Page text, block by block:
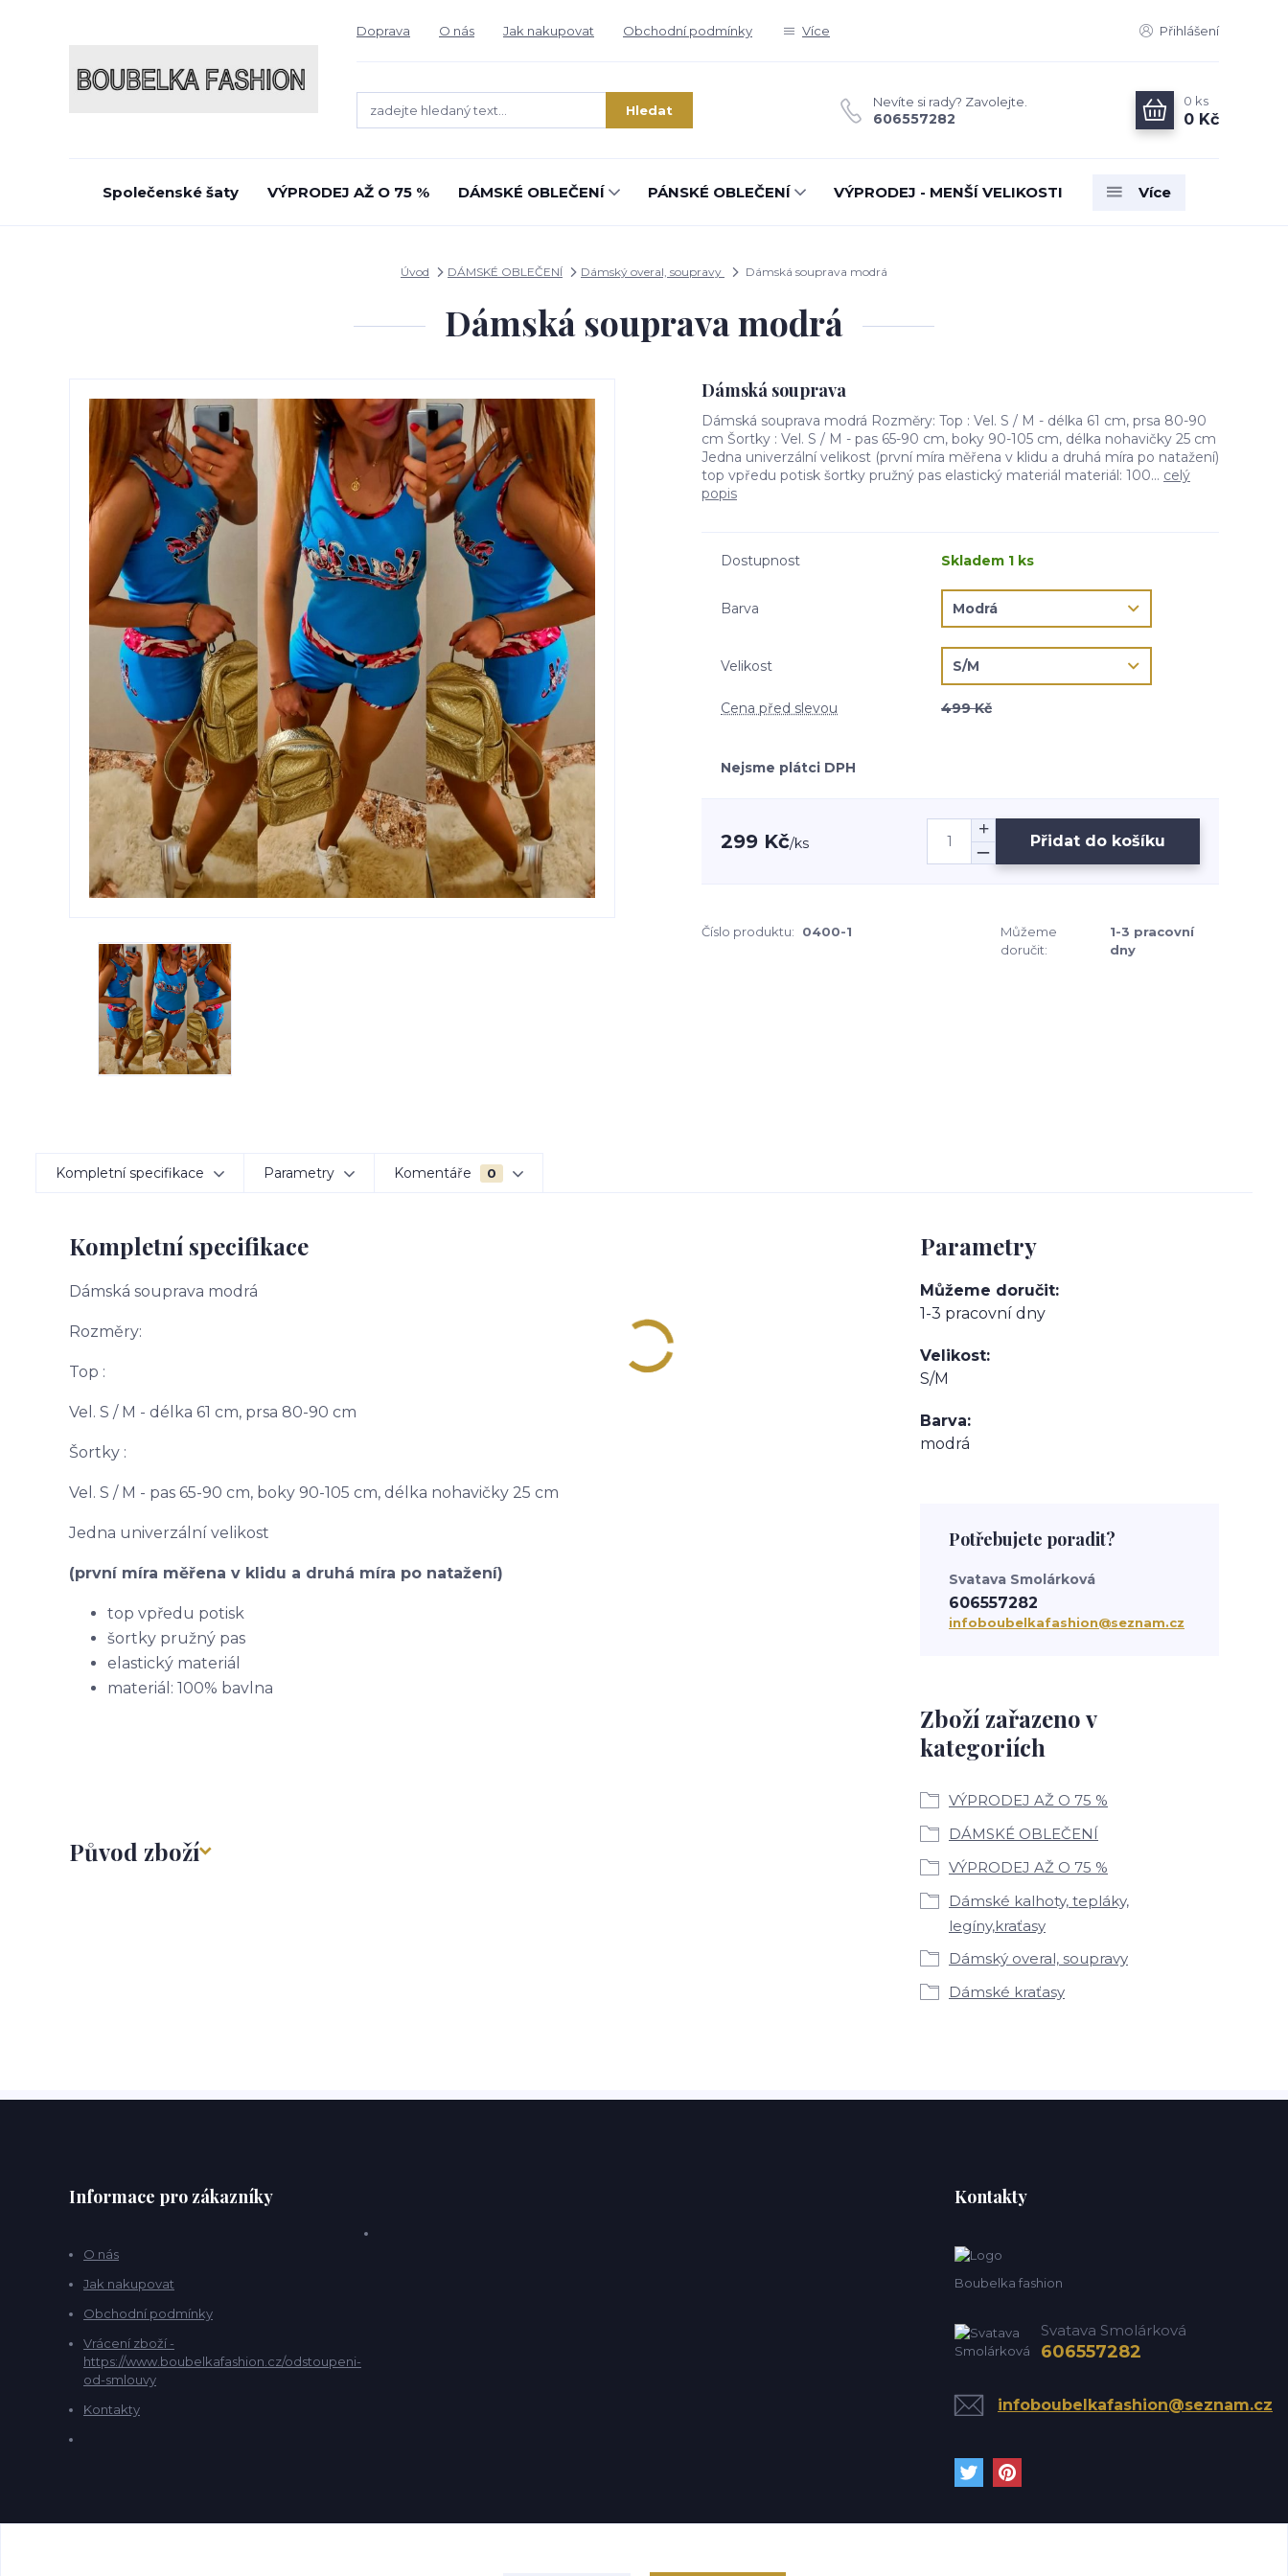
Doprava O nás Jak nakupovat Obchodní podmínky Více Přihlášení
Hledat
Nevíte si rady? Zavolejte.
606557282
0 ks
0 Kč
Společenské šaty VÝPRODEJ AŽ O 75 % DÁMSKÉ OBLEČENÍ PÁNSKÉ OBLEČENÍ VÝPRODEJ - MENŠÍ VELIKOSTI Více
Úvod DÁMSKÉ OBLEČENÍ Dámský overal, soupravy Dámská souprava modrá
Dámská souprava modrá
Dámská souprava
Dámská souprava modrá Rozměry: Top : Vel. S / M - délka 61 cm, prsa 80-90
cm Šortky : Vel. S / M - pas 65-90 cm, boky 90-105 cm, délka nohavičky 25 cm
Jedna univerzální velikost (první míra měřena v klidu a druhá míra po natažení)
top vpředu potisk šortky pružný pas elastický materiál materiál: 100... celý
popis
Dostupnost Skladem 1 ks
Barva
Velikost
Cena před slevou 499 Kč
Nejsme plátci DPH
299 Kč/ks Přidat do košíku
Číslo produktu: 0400-1
Můžeme
doručit:
1-3 pracovní
dny
Kompletní specifikace Parametry Komentáře 0
Kompletní specifikace
Dámská souprava modrá
Rozměry:
Top :
Vel. S / M - délka 61 cm, prsa 80-90 cm
Šortky :
Vel. S / M - pas 65-90 cm, boky 90-105 cm, délka nohavičky 25 cm
Jedna univerzální velikost
(první míra měřena v klidu a druhá míra po natažení)
top vpředu potisk
šortky pružný pas
elastický materiál
materiál: 100% bavlna
Původ zboží
Parametry
Můžeme doručit
1-3 pracovní dny
Velikost
S/M
Barva
modrá
Zboží zařazeno v
kategoriích
VÝPRODEJ AŽ O 75 %
DÁMSKÉ OBLEČENÍ
VÝPRODEJ AŽ O 75 %
Dámské kalhoty, tepláky,
legíny,kraťasy
Dámský overal, soupravy
Dámské kraťasy
Potřebujete poradit?
Svatava Smolárková
606557282
infoboubelkafashion@seznam.cz
Informace pro zákazníky
O nás
Jak nakupovat
Obchodní podmínky
Vrácení zboží -
https://www.boubelkafashion.cz/odstoupeni-
od-smlouvy
Kontakty
Kontakty
Boubelka fashion
Svatava Smolárková
606557282
infoboubelkafashion@seznam.cz